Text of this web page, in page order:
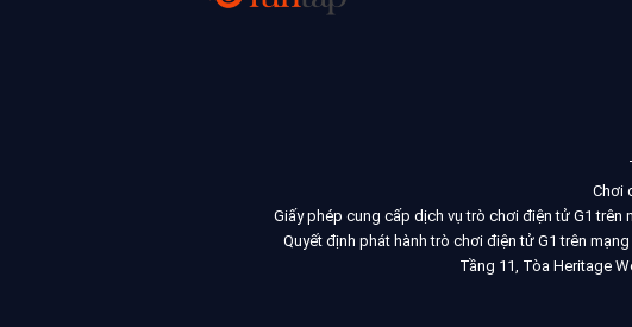
Chơi
Giấy phép cung cấp dịch vụ trò chơi điện tử G1
Quyết định phát hành trò chơi điện tử G1 trên
Tầng 11, Tòa Heritage